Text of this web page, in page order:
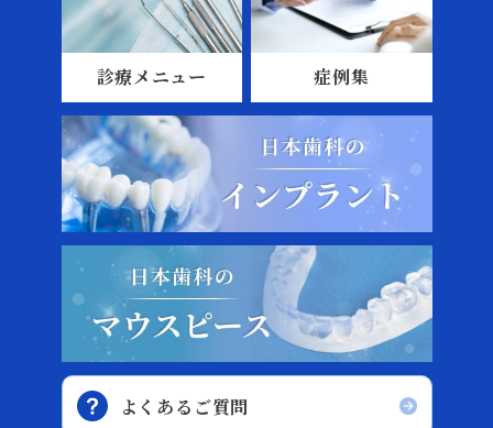
診療メニュー 症例集
よくあるご質問